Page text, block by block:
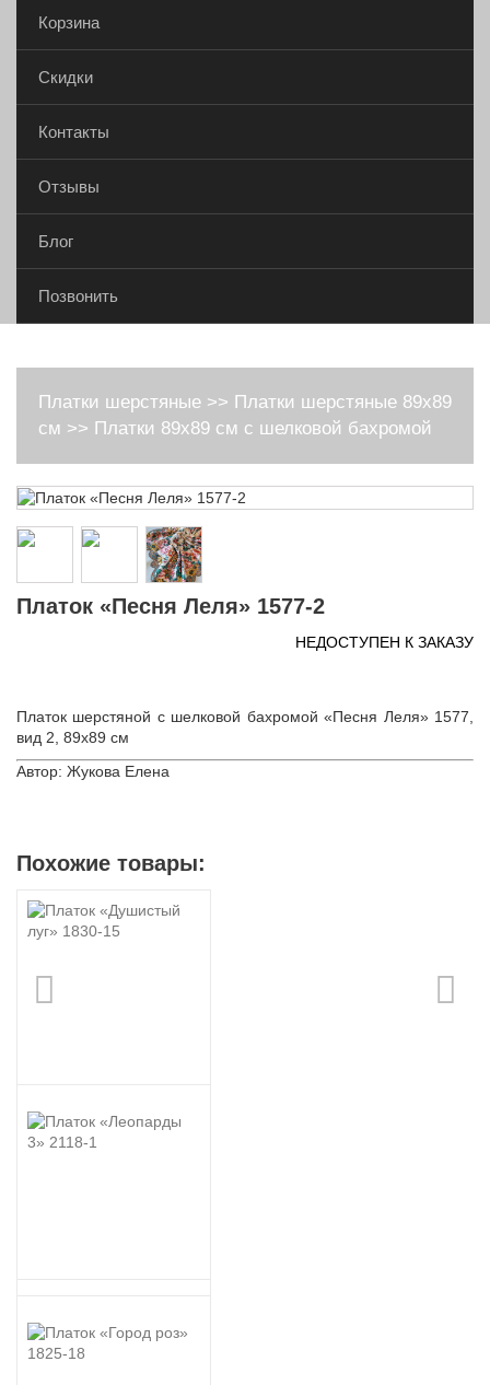
Корзина
Скидки
Контакты
Отзывы
Блог
Позвонить
Платки шерстяные >> Платки шерстяные 89х89
см >> Платки 89х89 см с шелковой бахромой
Платок «Песня Леля» 1577-2
НЕДОСТУПЕН К ЗАКАЗУ
Платок шерстяной с шелковой бахромой «Песня Леля» 1577,
вид 2, 89х89 см
Автор: Жукова Елена
Похожие товары: